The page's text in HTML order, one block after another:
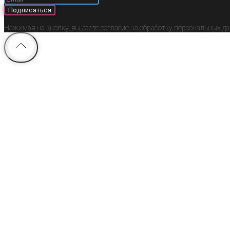
Подписаться
Нажимая на кнопку, вы даёте согласие на обработку персональных